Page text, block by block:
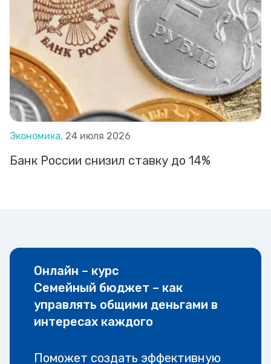
Экономика, 24 июля 2026
Банк России снизил ставку до 14%
Онлайн – курс
Семейный бюджет – как
управлять общими деньгами в
интересах каждого
Поможет создать эффективную